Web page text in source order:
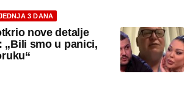
3 DANA
nove detalje
„Bili smo u panici,